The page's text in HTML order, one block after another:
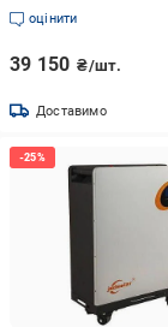
(32693601)
оцінити
39 150 ₴/шт.
Доставимо